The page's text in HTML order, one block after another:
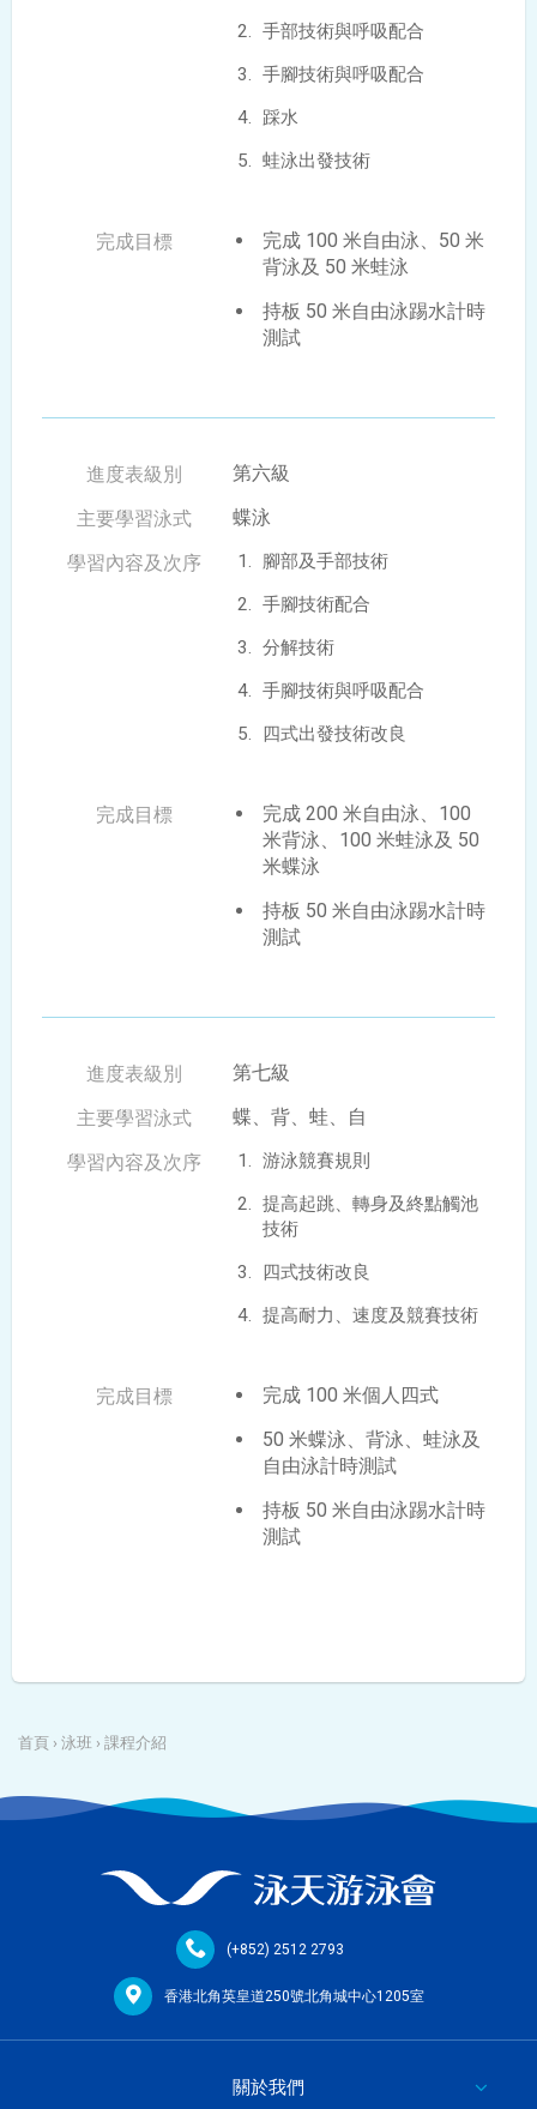
手部技術與呼吸配合
手腳技術與呼吸配合
踩水
蛙泳出發技術
完成 100 米自由泳、50 米
背泳及 50 米蛙泳
持板 50 米自由泳踢水計時
測試
第六級
蝶泳
腳部及手部技術
手腳技術配合
分解技術
手腳技術與呼吸配合
四式出發技術改良
完成 200 米自由泳、100
米背泳、100 米蛙泳及 50
米蝶泳
持板 50 米自由泳踢水計時
測試
第七級
蝶、背、蛙、自
游泳競賽規則
提高起跳、轉身及終點觸池
技術
四式技術改良
提高耐力、速度及競賽技術
完成 100 米個人四式
50 米蝶泳、背泳、蛙泳及
自由泳計時測試
持板 50 米自由泳踢水計時
測試
首頁 › 泳班 › 課程介紹
(+852) 2512 2793
香港北角英皇道250號北角城中心1205室
關於我們